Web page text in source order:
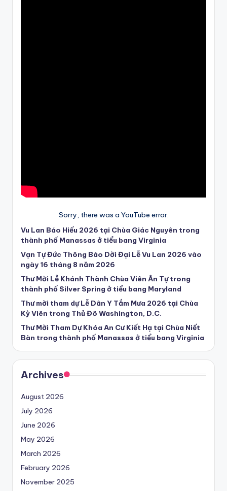
Sorry, there was a YouTube error.
Vu Lan Báo Hiếu 2026 tại Chùa Giác Nguyên trong
thành phố Manassas ở tiểu bang Virginia
Vạn Tự Đức Thông Báo Dời Đại Lễ Vu Lan 2026 vào
ngày 16 tháng 8 năm 2026
Thư Mời Lễ Khánh Thành Chùa Viên Ân Tự trong
thành phố Silver Spring ở tiểu bang Maryland
Thư mời tham dự Lễ Dân Y Tắm Mưa 2026 tại Chùa
Kỳ Viên trong Thủ Đô Washington, D.C.
Thư Mời Tham Dự Khóa An Cư Kiết Hạ tại Chùa Niết
Bàn trong thành phố Manassas ở tiểu bang Virginia
Archives
August 2026
July 2026
June 2026
May 2026
March 2026
February 2026
November 2025